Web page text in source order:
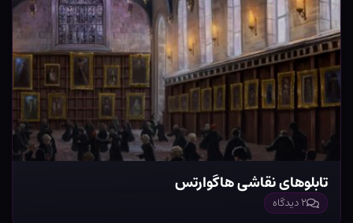
تابلوهای نقاشی هاگوارتس
۲ دیدگاه